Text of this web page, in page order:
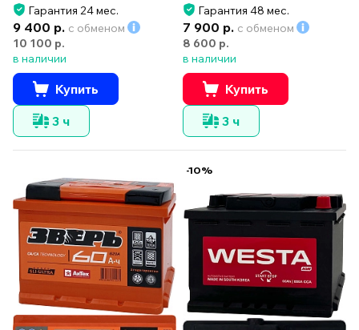
Гарантия 24 мес.
9 400 р. с обменом
10 100 р.
в наличии
Купить
3 ч
Гарантия 48 мес.
7 900 р. с обменом
8 600 р.
в наличии
Купить
3 ч
-10%